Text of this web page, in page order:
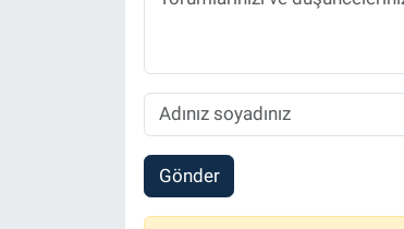
Gönder